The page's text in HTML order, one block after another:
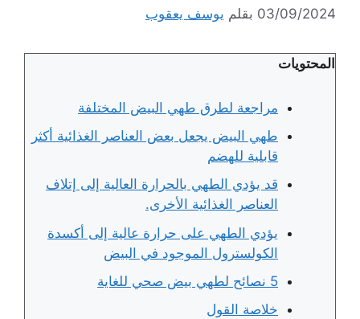
03/09/2024 بقلم يوسف يعقوب
المحتويات
مراجعة لطرق طهي البيض المختلفة
طهي البيض يجعل بعض العناصر الغذائية أكثر
قابلية للهضم
قد يؤدي الطهي بالحرارة العالية إلى إتلاف
العناصر الغذائية الأخرى.
يؤدي الطهي على حرارة عالية إلى أكسدة
الكولسترول الموجود في البيض
5 نصائح لطهي بيض صحي للغاية
خلاصة القول